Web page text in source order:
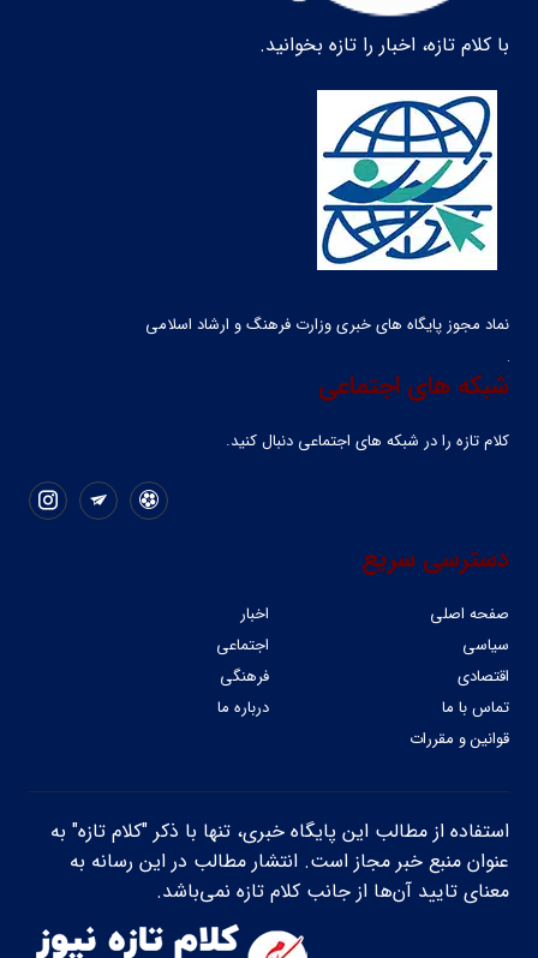
با کلام تازه، اخبار را تازه بخوانید.
نماد مجوز پایگاه های خبری وزارت فرهنگ و ارشاد اسلامی
شبکه های اجتماعی
کلام تازه را در شبکه ‌های اجتماعی دنبال کنید.
دسترسی سریع
صفحه اصلی
اخبار
سیاسی
اجتماعی
اقتصادی
فرهنگی
تماس با ما
درباره ما
قوانین و مقررات
استفاده از مطالب این پایگاه خبری، تنها با ذکر "کلام تازه" به
عنوان منبع خبر مجاز است. انتشار مطالب در این رسانه به
معنای تایید آن‌ها از جانب کلام تازه نمی‌باشد.